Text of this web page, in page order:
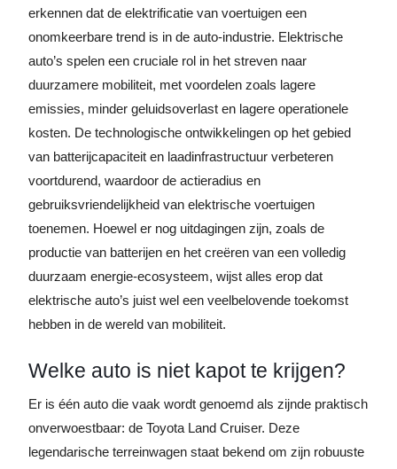
erkennen dat de elektrificatie van voertuigen een
onomkeerbare trend is in de auto-industrie. Elektrische
auto’s spelen een cruciale rol in het streven naar
duurzamere mobiliteit, met voordelen zoals lagere
emissies, minder geluidsoverlast en lagere operationele
kosten. De technologische ontwikkelingen op het gebied
van batterijcapaciteit en laadinfrastructuur verbeteren
voortdurend, waardoor de actieradius en
gebruiksvriendelijkheid van elektrische voertuigen
toenemen. Hoewel er nog uitdagingen zijn, zoals de
productie van batterijen en het creëren van een volledig
duurzaam energie-ecosysteem, wijst alles erop dat
elektrische auto’s juist wel een veelbelovende toekomst
hebben in de wereld van mobiliteit.
Welke auto is niet kapot te krijgen?
Er is één auto die vaak wordt genoemd als zijnde praktisch
onverwoestbaar: de Toyota Land Cruiser. Deze
legendarische terreinwagen staat bekend om zijn robuuste